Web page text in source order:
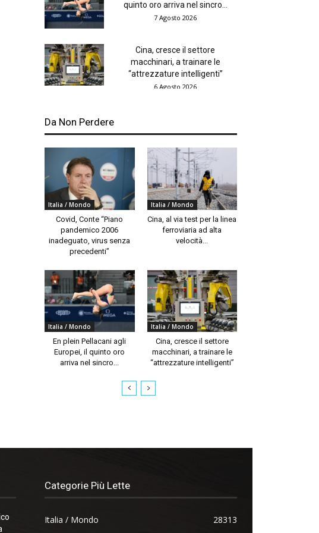
quinto oro arriva nel sincro...
7 Agosto 2026
Cina, cresce il settore
macchinari, a trainare le
“attrezzature intelligenti”
6 Agosto 2026
Da Non Perdere
Italia / Mondo
Covid, Conte “Piano
pandemico 2006
inadeguato, virus senza
precedenti”
Italia / Mondo
Cina, al via test per la linea
ferroviaria ad alta
velocità...
Italia / Mondo
En plein Pellacani agli
Europei, il quinto oro
arriva nel sincro...
Italia / Mondo
Cina, cresce il settore
macchinari, a trainare le
“attrezzature intelligenti”
Categorie Più Lette
Italia / Mondo
28313